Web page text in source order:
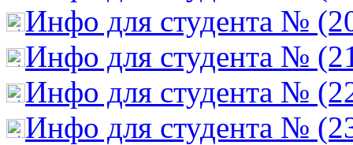
Инфо для студента №
Инфо для студента №
Инфо для студента №
Инфо для студента №